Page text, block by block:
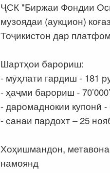
ҶСК "Биржаи Фондии
музоядаи (аукцион)
Тоҷикистон дар
Шартҳои барориш:
- мӯҳлати гардиш - 181
- ҳаҷми барориш -
- даромаднокии купонӣ
- санаи пардохт – 25
Хоҳишмандон,
намоянд